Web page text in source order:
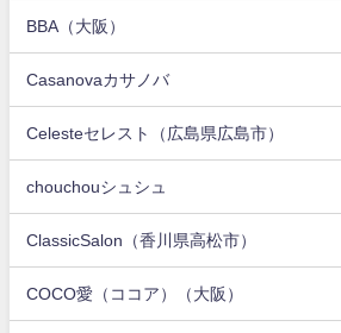
BBA（大阪）
Casanovaカサノバ
Celesteセレスト（広島県広島市）
chouchouシュシュ
ClassicSalon（香川県高松市）
COCO愛（ココア）（大阪）